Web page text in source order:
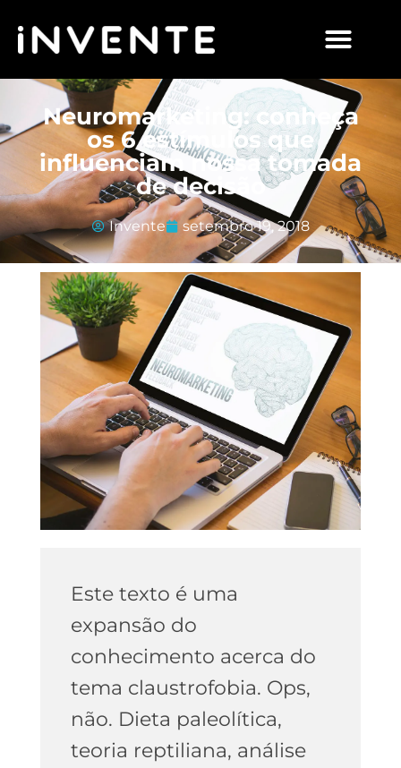
Neuromarketing: conheça
os 6 estímulos que
influenciam nossa tomada
de decisão
Invente setembro 19, 2018
Este texto é uma
expansão do
conhecimento acerca do
tema claustrofobia. Ops,
não. Dieta paleolítica,
teoria reptiliana, análise